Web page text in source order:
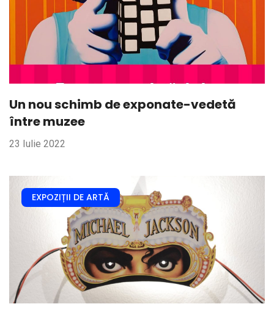
Un nou schimb de exponate-vedetă
între muzee
23 Iulie 2022
EXPOZIȚII DE ARTĂ